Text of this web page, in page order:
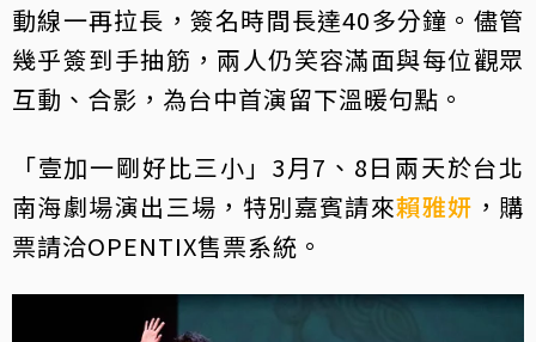
動線一再拉長，簽名時間長達40多分鐘。儘管
幾乎簽到手抽筋，兩人仍笑容滿面與每位觀眾
互動、合影，為台中首演留下溫暖句點。
「壹加一剛好比三小」3月7、8日兩天於台北
南海劇場演出三場，特別嘉賓請來賴雅妍 ，購
票請洽OPENTIX售票系統。